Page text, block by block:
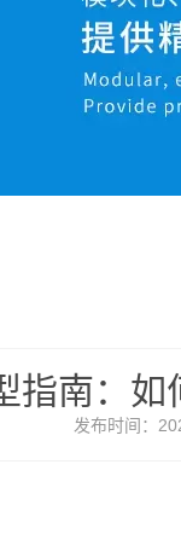
指南：如
发布时间：